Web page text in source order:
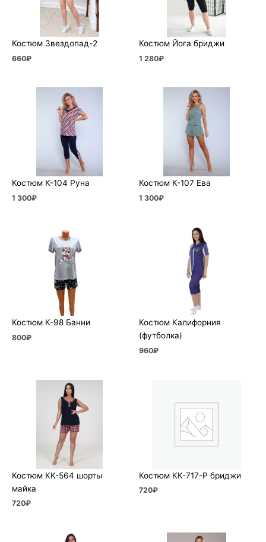
Костюм Звездопад-2
660₽
Костюм Йога бриджи
1 280₽
Костюм К-104 Руна
1 300₽
Костюм К-107 Ева
1 300₽
Костюм К-98 Банни
800₽
Костюм Калифорния
(футболка)
960₽
Костюм КК-564 шорты
майка
720₽
Костюм КК-717-Р бриджи
720₽